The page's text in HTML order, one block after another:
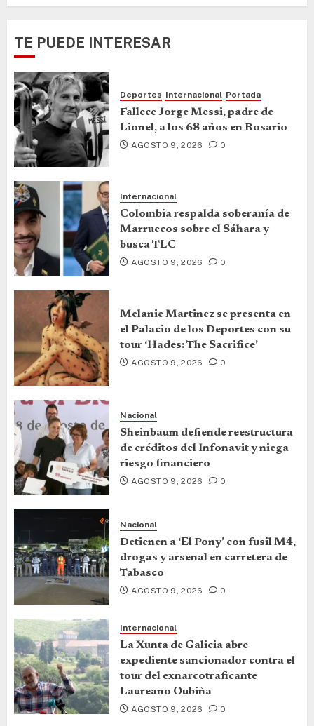
TE PUEDE INTERESAR
Deportes Internacional Portada
Fallece Jorge Messi, padre de
Lionel, a los 68 años en Rosario
AGOSTO 9, 2026 0
Internacional
Colombia respalda soberanía de
Marruecos sobre el Sáhara y
busca TLC
AGOSTO 9, 2026 0
Melanie Martinez se presenta en
el Palacio de los Deportes con su
tour ‘Hades: The Sacrifice’
AGOSTO 9, 2026 0
Nacional
Sheinbaum defiende reestructura
de créditos del Infonavit y niega
riesgo financiero
AGOSTO 9, 2026 0
Nacional
Detienen a ‘El Pony’ con fusil M4,
drogas y arsenal en carretera de
Tabasco
AGOSTO 9, 2026 0
Internacional
La Xunta de Galicia abre
expediente sancionador contra el
tour del exnarcotraficante
Laureano Oubiña
AGOSTO 9, 2026 0